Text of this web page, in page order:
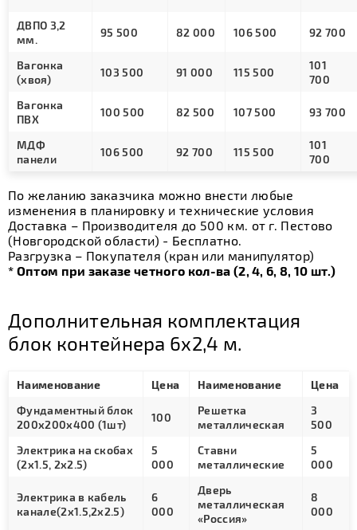
ДВПО 3,2
мм.
95 500 82 000 106 500 92 700
Вагонка
(хвоя)
103 500 91 000 115 500
101
700
Вагонка
ПВХ
100 500 82 500 107 500 93 700
МДФ
панели
106 500 92 700 115 500
101
700
По желанию заказчика можно внести любые
изменения в планировку и технические условия
Доставка – Производителя до 500 км. от г. Пестово
(Новгородской области) - Бесплатно.
Разгрузка – Покупателя (кран или манипулятор)
* Оптом при заказе четного кол-ва (2, 4, 6, 8, 10 шт.)
Дополнительная комплектация
блок контейнера 6х2,4 м.
Наименование Цена Наименование
Цена
Фундаментный блок
200х200х400 (1шт)
100
Решетка
металлическая
3
500
Электрика на скобах
(2х1.5, 2х2.5)
5
000
Ставни
металлические
5
000
Электрика в кабель
канале(2х1.5,2х2.5)
6
000
Дверь
металлическая
«Россия»
8
000